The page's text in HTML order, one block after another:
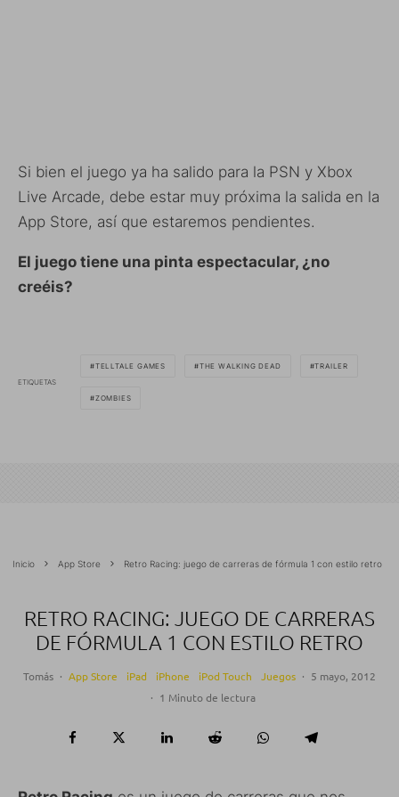
Si bien el juego ya ha salido para la PSN y Xbox
Live Arcade, debe estar muy próxima la salida en la
App Store, así que estaremos pendientes.
El juego tiene una pinta espectacular, ¿no
creéis?
ETIQUETAS
TELLTALE GAMES THE WALKING DEAD TRAILER
ZOMBIES
Inicio App Store Retro Racing: juego de carreras de fórmula 1 con estilo retro
RETRO RACING: JUEGO DE CARRERAS
DE FÓRMULA 1 CON ESTILO RETRO
Tomás · App Store iPad iPhone iPod Touch Juegos · 5 mayo, 2012
· 1 Minuto de lectura